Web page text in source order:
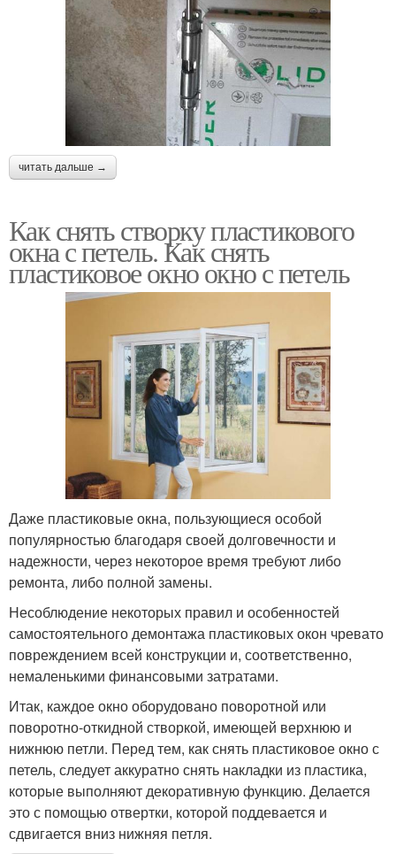
читать дальше →
Как снять створку пластикового
окна с петель. Как снять
пластиковое окно окно с петель
Даже пластиковые окна, пользующиеся особой
популярностью благодаря своей долговечности и
надежности, через некоторое время требуют либо
ремонта, либо полной замены.
Несоблюдение некоторых правил и особенностей
самостоятельного демонтажа пластиковых окон чревато
повреждением всей конструкции и, соответственно,
немаленькими финансовыми затратами.
Итак, каждое окно оборудовано поворотной или
поворотно-откидной створкой, имеющей верхнюю и
нижнюю петли. Перед тем, как снять пластиковое окно с
петель, следует аккуратно снять накладки из пластика,
которые выполняют декоративную функцию. Делается
это с помощью отвертки, которой поддевается и
сдвигается вниз нижняя петля.